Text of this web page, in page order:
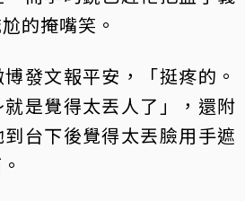
的掩嘴笑。
發文報平安，「挺疼的。
是覺得太丟人了」，還附
到台下後覺得太丟臉用手遮